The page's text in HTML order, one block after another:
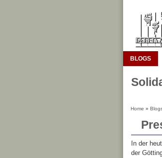
BLOGS
Home »
In der
der